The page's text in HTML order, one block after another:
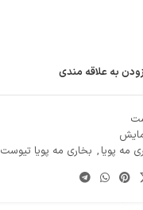
به علاقه مندی
مه پویا , بخاری مه پویا تیوست